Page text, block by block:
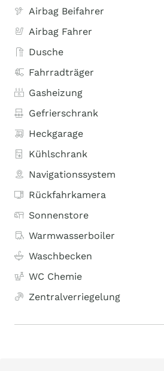
Airbag Beifahrer
Airbag Fahrer
Dusche
Fahrradträger
Gasheizung
Gefrierschrank
Heckgarage
Kühlschrank
Navigationssystem
Rückfahrkamera
Sonnenstore
Warmwasserboiler
Waschbecken
WC Chemie
Zentralverriegelung